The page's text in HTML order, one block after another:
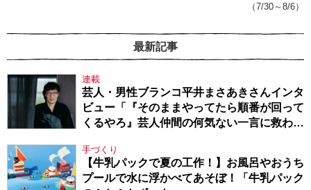
（7/30～8/6）
最新記事
連載
芸人・男性ブランコ平井まさあきさんインタ
ビュー「『そのままやってたら順番が回って
くるやろ』芸人仲間の何気ない一言に救われ
手づくり
【牛乳パックで夏の工作！】お風呂やおうち
プールで水に浮かべてあそぼ！「牛乳パック